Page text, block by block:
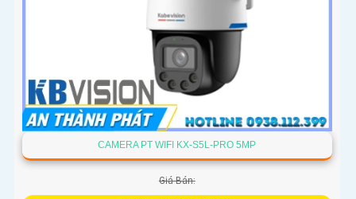
CAMERA PT WIFI KX-S5L-PRO 5MP
Giá Bán: